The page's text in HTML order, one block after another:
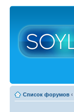
Список форумов ‹